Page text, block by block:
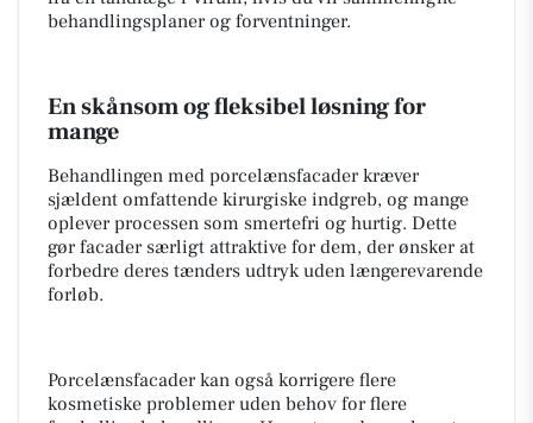
behandlingsplaner og forventninger.
En skånsom og fleksibel løsning for
mange
Behandlingen med porcelænsfacader kræver
sjældent omfattende kirurgiske indgreb, og mange
oplever processen som smertefri og hurtig. Dette
gør facader særligt attraktive for dem, der ønsker at
forbedre deres tænders udtryk uden længerevarende
forløb.
Porcelænsfacader kan også korrigere flere
kosmetiske problemer uden behov for flere